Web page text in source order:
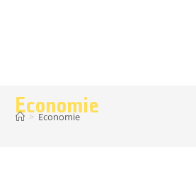
Economie
> Economie